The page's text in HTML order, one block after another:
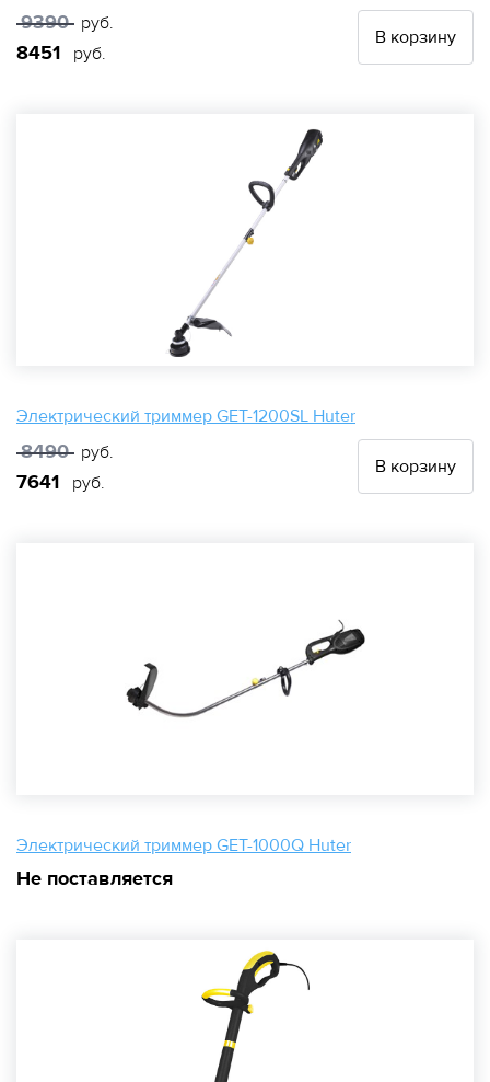
9390 руб.
8451 руб.
В корзину
Электрический триммер GET-1200SL Huter
8490 руб.
7641 руб.
В корзину
Электрический триммер GET-1000Q Huter
Не поставляется